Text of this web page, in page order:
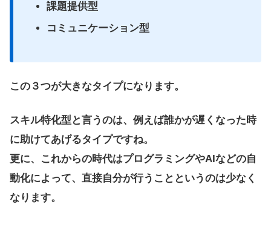
課題提供型
コミュニケーション型
この３つが大きなタイプになります。
スキル特化型と言うのは、例えば誰かが遅くなった時
に助けてあげるタイプですね。
更に、これからの時代はプログラミングやAIなどの自
動化によって、直接自分が行うことというのは少なく
なります。